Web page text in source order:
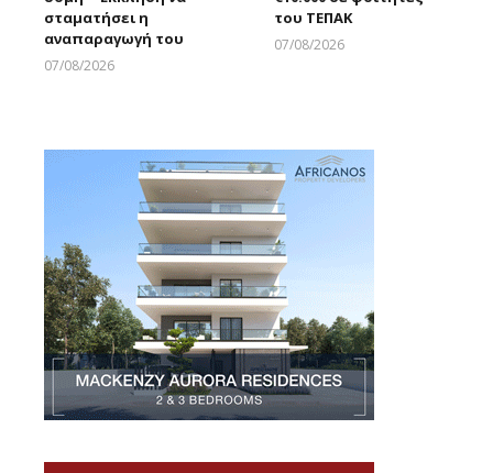
σταματήσει η
αναπαραγωγή του
07/08/2026
του ΤΕΠΑΚ
07/08/2026